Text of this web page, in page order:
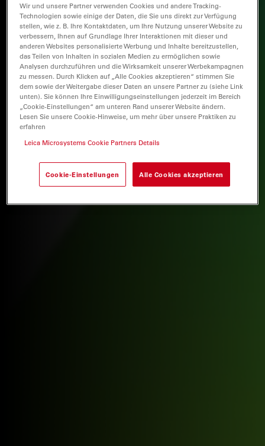
Wir und unsere Partner verwenden Cookies und andere Tracking-
Technologien sowie einige der Daten, die Sie uns direkt zur Verfügung
stellen, wie z. B. Ihre Kontaktdaten, um Ihre Nutzung unserer Website zu
verbessern, Ihnen auf Grundlage Ihrer Interaktionen mit dieser und
anderen Websites personalisierte Werbung und Inhalte bereitzustellen,
das Teilen von Inhalten in sozialen Medien zu ermöglichen sowie
Analysen durchzuführen und die Wirksamkeit unserer Werbekampagnen
zu messen. Durch Klicken auf „Alle Cookies akzeptieren“ stimmen Sie
dem sowie der Weitergabe dieser Daten an unsere Partner zu (siehe Link
unten). Sie können Ihre Einwilligungseinstellungen jederzeit im Bereich
„Cookie-Einstellungen“ am unteren Rand unserer Website ändern.
Lesen Sie unsere Cookie-Hinweise, um mehr über unsere Praktiken zu
erfahren
Leica Microsystems Cookie Partners Details
Cookie-Einstellungen Alle Cookies akzeptieren